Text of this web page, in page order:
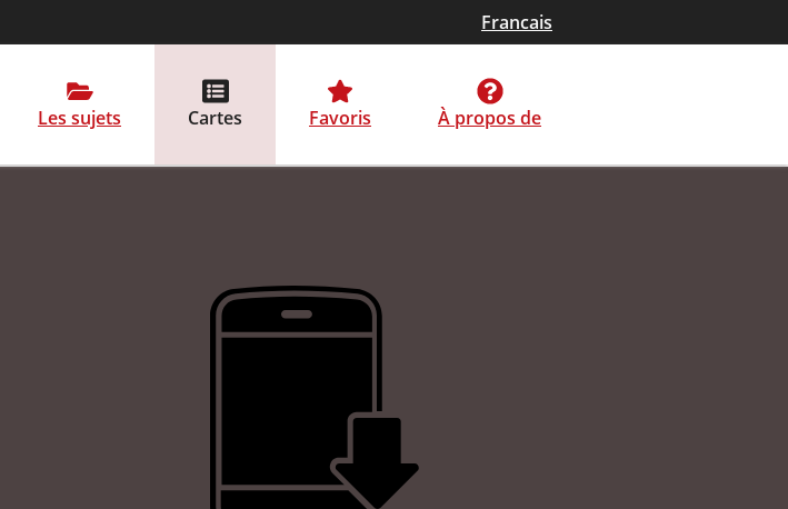
Les sujets Cartes Favoris À propos de
Francais